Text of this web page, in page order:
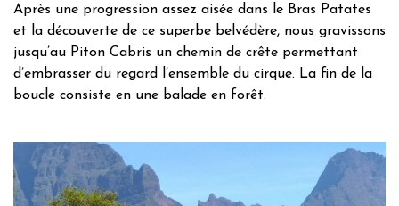
Après une progression assez aisée dans le Bras Patates
et la découverte de ce superbe belvédère, nous gravissons
jusqu’au Piton Cabris un chemin de crête permettant
d’embrasser du regard l’ensemble du cirque. La fin de la
boucle consiste en une balade en forêt.